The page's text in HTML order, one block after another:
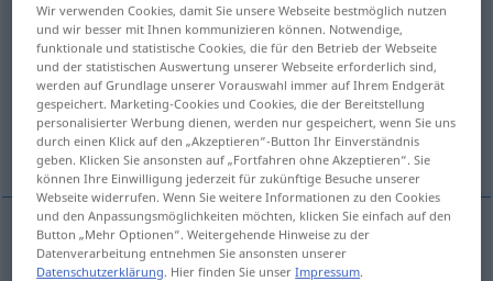
kavga <genpl-a, -i>
Übersicht aller Übersetzungen
(Für mehr Details die Übersetzung anklicken/antippen)
Streit, Zank
Streitm kavga
Wir verwenden Cookies, damit Sie unsere Webseite bestmöglich nutzen
und wir besser mit Ihnen kommunizieren können. Notwendige,
funktionale und statistische Cookies, die für den Betrieb der Webseite
und der statistischen Auswertung unserer Webseite erforderlich sind,
werden auf Grundlage unserer Vorauswahl immer auf Ihrem Endgerät
gespeichert. Marketing-Cookies und Cookies, die der Bereitstellung
personalisierter Werbung dienen, werden nur gespeichert, wenn Sie uns
durch einen Klick auf den „Akzeptieren“-Button Ihr Einverständnis
geben. Klicken Sie ansonsten auf „Fortfahren ohne Akzeptieren“. Sie
können Ihre Einwilligung jederzeit für zukünftige Besuche unserer
Webseite widerrufen. Wenn Sie weitere Informationen zu den Cookies
und den Anpassungsmöglichkeiten möchten, klicken Sie einfach auf den
Button „Mehr Optionen“. Weitergehende Hinweise zu der
Datenverarbeitung entnehmen Sie ansonsten unserer
Datenschutzerklärung. Hier finden Sie unserImpressum.